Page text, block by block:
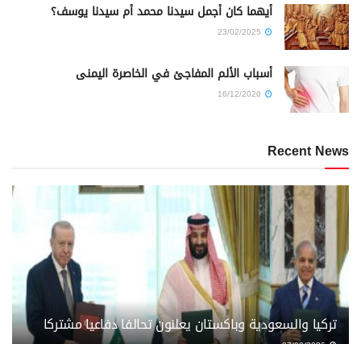
أيهما كان أجمل سيدنا محمد أم سيدنا يوسف؟
أسباب الألم المفاجئ في الخاصرة اليمنى
Recent News
تركيا والسعودية وباكستان يعلنون تحالفا دفاعيا مشتركا